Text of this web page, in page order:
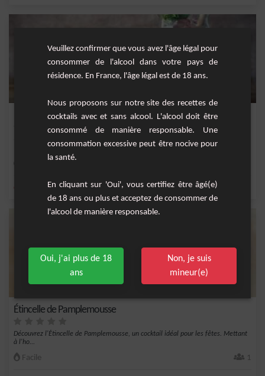
P'tite Sangria
Une petite sangria pour toutes les occasions !
citron eau gazeuse,orange, sucre , vin rouge
Étincelle de Pamplemousse
Découvrez l'Étincelle de Pamplemousse, un cocktail idéal pour les fêtes. Mettant
à l'ho...
Facile 1
Veuillez confirmer que vous avez l'âge légal pour
consommer de l'alcool dans votre pays de
résidence. En France, l'âge légal est de 18 ans.
Nous proposons sur notre site des recettes de
cocktails avec et sans alcool. L'alcool doit être
consommé de manière responsable. Une
consommation excessive peut être nocive pour
la santé.
En cliquant sur 'Oui', vous certifiez être âgé(e)
de 18 ans ou plus et acceptez de consommer de
l'alcool de manière responsable.
Oui, j'ai plus de 18
ans
Non, je suis
mineur(e)